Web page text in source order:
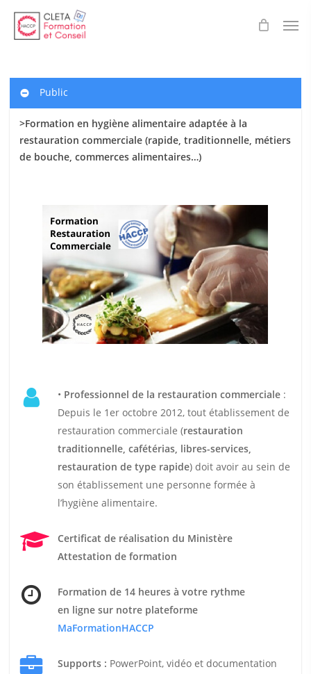
main
Public
>Formation en hygiène alimentaire adaptée à la
restauration commerciale (rapide, traditionnelle, métiers
de bouche, commerces alimentaires…)
• Professionnel de la restauration commerciale:
Depuis le 1er octobre 2012, tout établissement de
restauration commerciale (restauration
traditionnelle, cafétérias, libres-services,
restauration de type rapide) doit avoir au sein de
son établissement une personne formée à
l’hygiène alimentaire.
Certificat de réalisation du Ministère
Attestation de formation
Formation de 14 heures à votre rythme
en ligne sur notre plateforme
MaFormationHACCP
Supports : PowerPoint, vidéo et documentation